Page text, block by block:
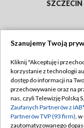
SZCZECIN
Abonament TVP
Emisja w TVP
Centrum
Szanujemy Twoją
Kliknij "Akceptuję i
korzystanie z technologii
dostęp do informacji na
przechowywanie oraz na
nas, czyli Telewizję Polską
Zaufanych Partnerów z
Partnerów TVP (93 firm),
zautomatyzowanego